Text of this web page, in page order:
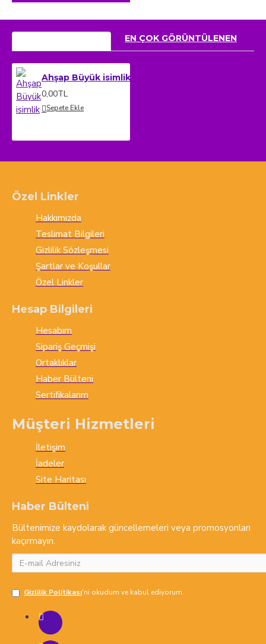
EN ÇOK GÖRÜNTÜLENEN
Ahşap Büyük isimlik
0,00TL
Sepete Ekle
Özel Linkler
Hakkımızda
Teslimat Bilgileri
Gizlilik Sözleşmesi
Şartlar ve Koşullar
Özel Linkler
Hesap Bilgileri
Hesabım
Sipariş Geçmişi
Ortaklıklar
Haber Bülteni
Sertifikalarım
Müşteri Hizmetleri
İletişim
İadeler
Site Haritası
Haber Bülteni
Bültenimize kaydolarak güncellemeleri veya promosyonları
kaçırmayın.
Gizlilik Politikası'ni okudum ve kabul ediyorum.